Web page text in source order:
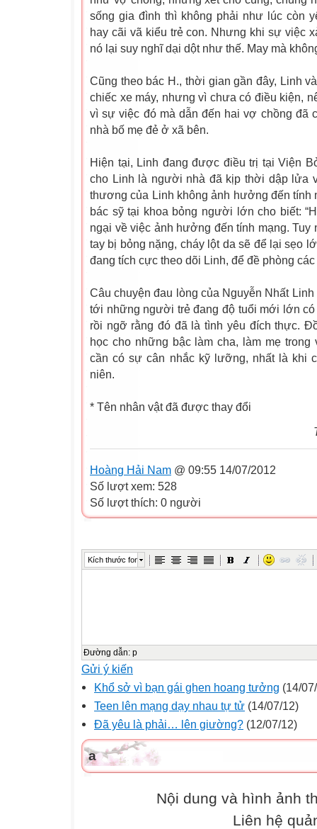
sống gia đình thì không phải như lúc còn
hay cãi vã kiểu trẻ con. Nhưng khi sự việc
nó lại suy nghĩ dại dột như thế. May mà
Cũng theo bác H., thời gian gần đây, Linh
chiếc xemáy, nhưng vì chưa có điều kiện,
vì sự việc đó mà dẫn đến hai vợ chồng đã
nhà bố mẹ đẻ ở xã bên.
Hiện tại, Linh đang được điều trị tại Viện
cho Linh là người nhà đã kịp thời dập lửa
thương của Linh không ảnh hưởng đến tính
bác sỹ tại khoa bỏng người lớn cho biết:
ngại về việc ảnh hưởng đến tính mạng. Tuy
tay bị bỏng nặng, cháy lột da sẽ để lại sẹo
đang tích cực theo dõi Linh, để đề phòng
Câu chuyện đau lòng của Nguyễn Nhất
tới những người trẻ đang độ tuổi mới lớn
rồi ngỡ rằng đó đã là tình yêu đích thực.
học cho những bậc làm cha, làm mẹ
cần có sự cân nhắc kỹ lưỡng, nhất là khi
niên.
* Tên nhân vật đã được thay đổi
Hoàng Hải Nam @ 09:55 14/07/2012
Số lượt xem: 528
Số lượt thích: 0 người
Kích thước font
Đường dẫn: p
Gửi ý kiến
Khổ sở vì bạn gái ghen hoang tưởng (14/
Teen lên mạng dạy nhau tự tử (14/07/12)
Đã yêu là phải… lên giường? (12/07/12)
a
Nội dung và hình ảnh
Liên hệ